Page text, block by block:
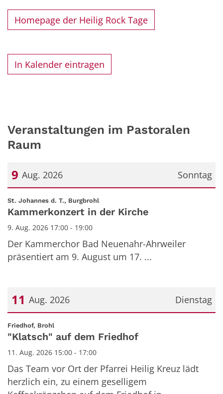
Homepage der Heilig Rock Tage
In Kalender eintragen
Veranstaltungen im Pastoralen
Raum
Sonntag
9 Aug. 2026
Datum: 9. August 2026
St. Johannes d. T., Burgbrohl:
Kammerkonzert in der Kirche
9. Aug. 2026 17:00 - 19:00
Der Kammerchor Bad Neuenahr-Ahrweiler
präsentiert am 9. August um 17. ...
Dienstag
11 Aug. 2026
Datum: 11. August 2026
Friedhof, Brohl:
"Klatsch" auf dem Friedhof
11. Aug. 2026 15:00 - 17:00
Das Team vor Ort der Pfarrei Heilig Kreuz lädt
herzlich ein, zu einem geselligem